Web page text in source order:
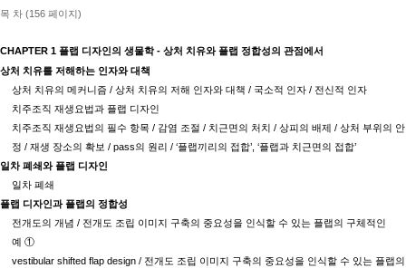
목 차 (156 페이지)
CHAPTER 1 플랩 디자인의 생물학 - 상처 치유와 플랩 정합성의 관점에서
상처 치유를 저해하는 인자와 대책
상처 치유의 메커니즘 / 상처 치유의 저해 인자와 대책 / 국소적 인자 / 전신적 인자
치주조직 재생요법과 플랩 디자인
치주조직 재생요법의 필수 항목 / 감염 조절 / 치근면의 처치 / 상피의 배제 / 상처 부위의 안
정 / 재생 장소의 확보 / pass의 원리 / ‘플랩끼리의 접합’, ‘플랩과 치근면의 접합’
일차 폐쇄와 플랩 디자인
일차 폐쇄
플랩 디자인과 플랩의 정합성
전개도의 개념 / 전개도 조립 이미지 구축의 중요성을 인식할 수 있는 플랩의 구체적인
예
①
vestibular shifted flap design / 전개도 조립 이미지 구축의 중요성을 인식할 수 있는 플랩의